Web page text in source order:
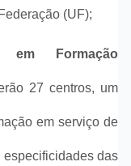
(UF);
em Formação
27 centros, um
em serviço de
das